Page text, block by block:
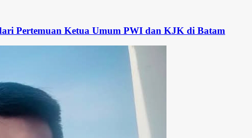
Pertemuan Ketua Umum PWI dan KJK di Batam